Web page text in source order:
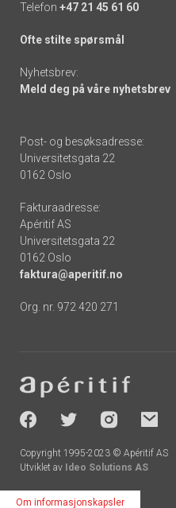
Telefon +47 21 45 61 60
Ofte stilte spørsmål
Nyhetsbrev:
Meld deg på våre nyhetsbrev
Post- og besøksadresse:
Universitetsgata 22
0162 Oslo
Fakturaadresse:
Apéritif AS
Universitetsgata 22
0162 Oslo
faktura@aperitif.no
Org. nr. 972 420 271
-
socials
Copyright 1995-2023 © Apéritif AS
Utviklet av Ideo Solutions AS
Om informasjonskapsler